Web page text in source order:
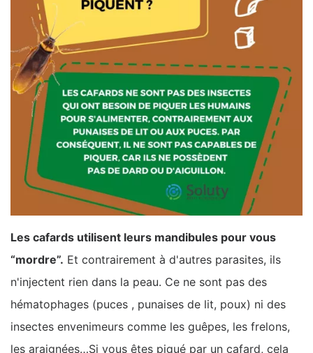
Les cafards utilisent leurs mandibules pour vous
“mordre”. Et contrairement à d'autres parasites, ils
n'injectent rien dans la peau. Ce ne sont pas des
hématophages (puces , punaises de lit, poux) ni des
insectes envenimeurs comme les guêpes, les frelons,
les araignées…Si vous êtes piqué par un cafard, cela